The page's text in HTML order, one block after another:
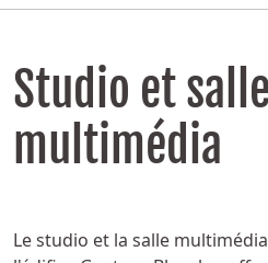
Studio et salle
multimédia
Le studio et la salle